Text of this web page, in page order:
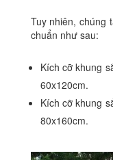
Tuy nhiên, chúng
chuẩn như sau:
Kích cỡ khung
60x120cm.
Kích cỡ khung
80x160cm.